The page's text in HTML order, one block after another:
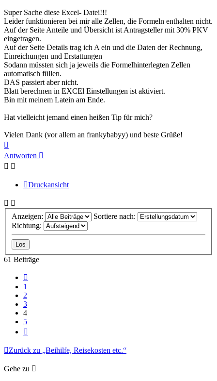
Super Sache diese Excel- Datei!!!
Leider funktionieren bei mir alle Zellen, die Formeln enthalten nicht.
Auf der Seite Anteile und Übersicht ist Antragsteller mit 30% PKV
eingetragen.
Auf der Seite Details trag ich A ein und die Daten der Rechnung,
Einreichungen und Erstattungen
Sodann müssten sich ja jeweils die Formelhinterlegten Zellen
automatisch füllen.
DAS passiert aber nicht.
Blatt berechnen in EXCEl Einstellungen ist aktiviert.
Bin mit meinem Latein am Ende.
Hat vielleicht jemand einen heißen Tip für mich?
Vielen Dank (vor allem an frankybabyy) und beste Grüße!
oben
Antworten
Druckansicht
Anzeigen:
Sortiere nach:
Richtung:
61 Beiträge
1
2
3
4
5
Zurück zu „Beihilfe, Reisekosten etc.“
Gehe zu